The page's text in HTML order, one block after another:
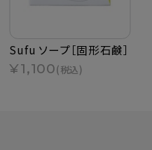
Sufu ソープ［固形石鹸］
¥1,100(税込)